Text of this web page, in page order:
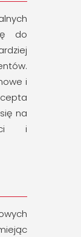
do
i
na
i